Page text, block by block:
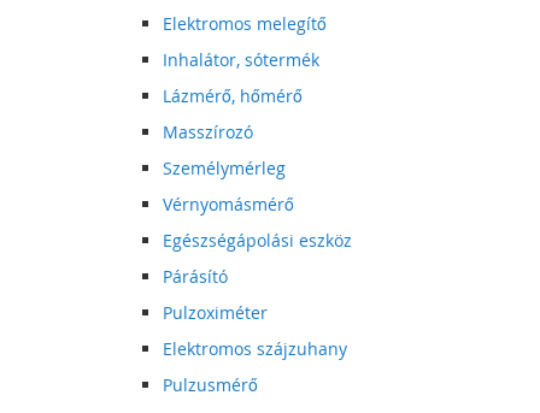
Elektromos melegítő
Inhalátor, sótermék
Lázmérő, hőmérő
Masszírozó
Személymérleg
Vérnyomásmérő
Egészségápolási eszköz
Párásító
Pulzoximéter
Elektromos szájzuhany
Pulzusmérő